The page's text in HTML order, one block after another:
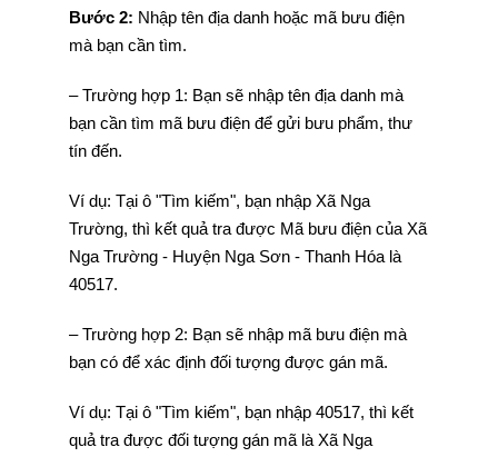
Bước 2: Nhập tên địa danh hoặc mã bưu điện
mà bạn cần tìm.
– Trường hợp 1: Bạn sẽ nhập tên địa danh mà
bạn cần tìm mã bưu điện để gửi bưu phẩm, thư
tín đến.
Ví dụ: Tại ô "Tìm kiếm", bạn nhập Xã Nga
Trường, thì kết quả tra được Mã bưu điện của Xã
Nga Trường - Huyện Nga Sơn - Thanh Hóa là
40517.
– Trường hợp 2: Bạn sẽ nhập mã bưu điện mà
bạn có để xác định đối tượng được gán mã.
Ví dụ: Tại ô "Tìm kiếm", bạn nhập 40517, thì kết
quả tra được đối tượng gán mã là Xã Nga